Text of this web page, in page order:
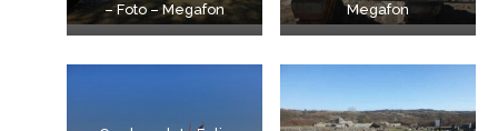
– Foto – Megafon
Megafon